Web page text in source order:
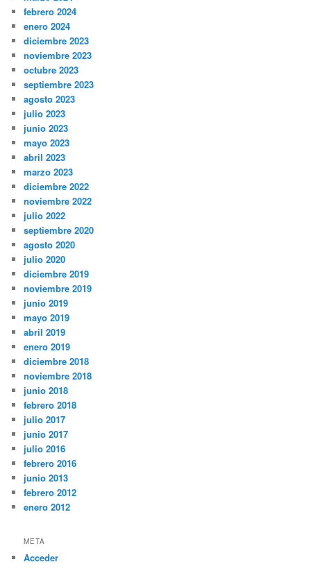
febrero 2024
enero 2024
diciembre 2023
noviembre 2023
octubre 2023
septiembre 2023
agosto 2023
julio 2023
junio 2023
mayo 2023
abril 2023
marzo 2023
diciembre 2022
noviembre 2022
julio 2022
septiembre 2020
agosto 2020
julio 2020
diciembre 2019
noviembre 2019
junio 2019
mayo 2019
abril 2019
enero 2019
diciembre 2018
noviembre 2018
junio 2018
febrero 2018
julio 2017
junio 2017
julio 2016
febrero 2016
junio 2013
febrero 2012
enero 2012
META
Acceder